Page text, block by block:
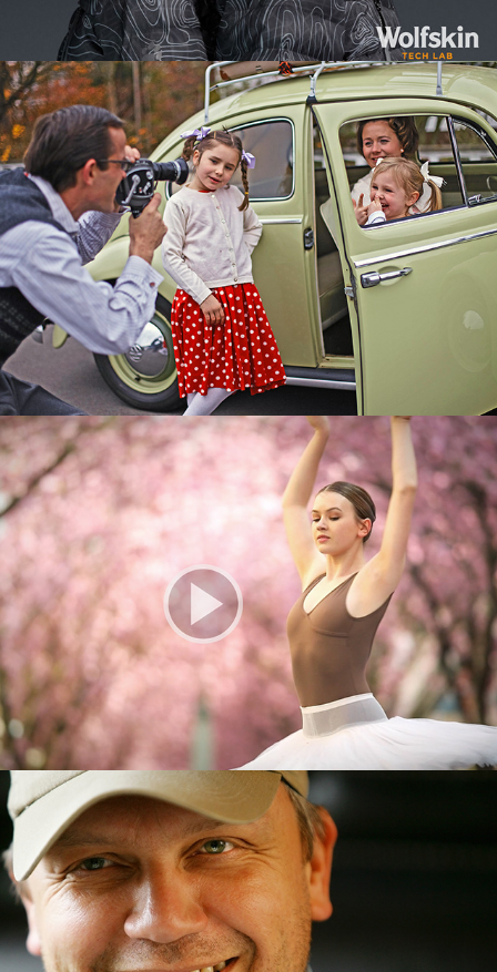
Wirtschaftswunder
Kirschblütenfilm
Hape Kerkeling